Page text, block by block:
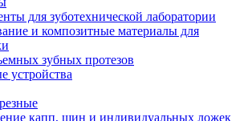
для зуботехнической лаборатории
и композитные материалы для
зубных протезов
устройства
капп, шин и индивидуальных ложек